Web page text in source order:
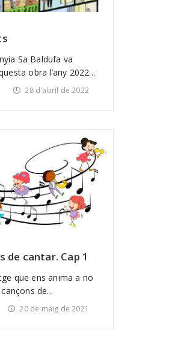
Sa Baldufa va
obra l’any 2022...
28 d'abril de 2022
de cantar. Cap 1
que ens anima a no
de...
20 de maig de 2021